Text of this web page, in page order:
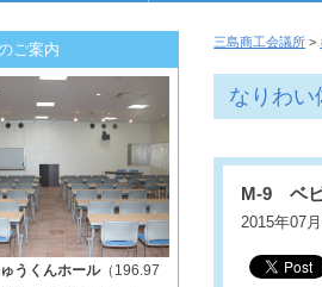
三島商工会議所 >
なりわい
M-9 ベビ
2015年07
ご案内
うくんホール（196.97